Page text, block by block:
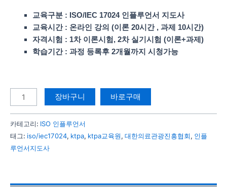
교육구분 : ISO/IEC 17024 인플루언서 지도사
교육시간 : 온라인 강의 (이론 20시간 , 과제 10시간)
자격시험 : 1차 이론시험, 2차 실기시험 (이론+과제)
학습기간 : 과정 등록후 2개월까지 시청가능
장바구니 바로구매
카테고리: ISO 인플루언서
태그: iso/iec17024, ktpa, ktpa교육원, 대한의료관광진흥협회, 인플
루언서지도사